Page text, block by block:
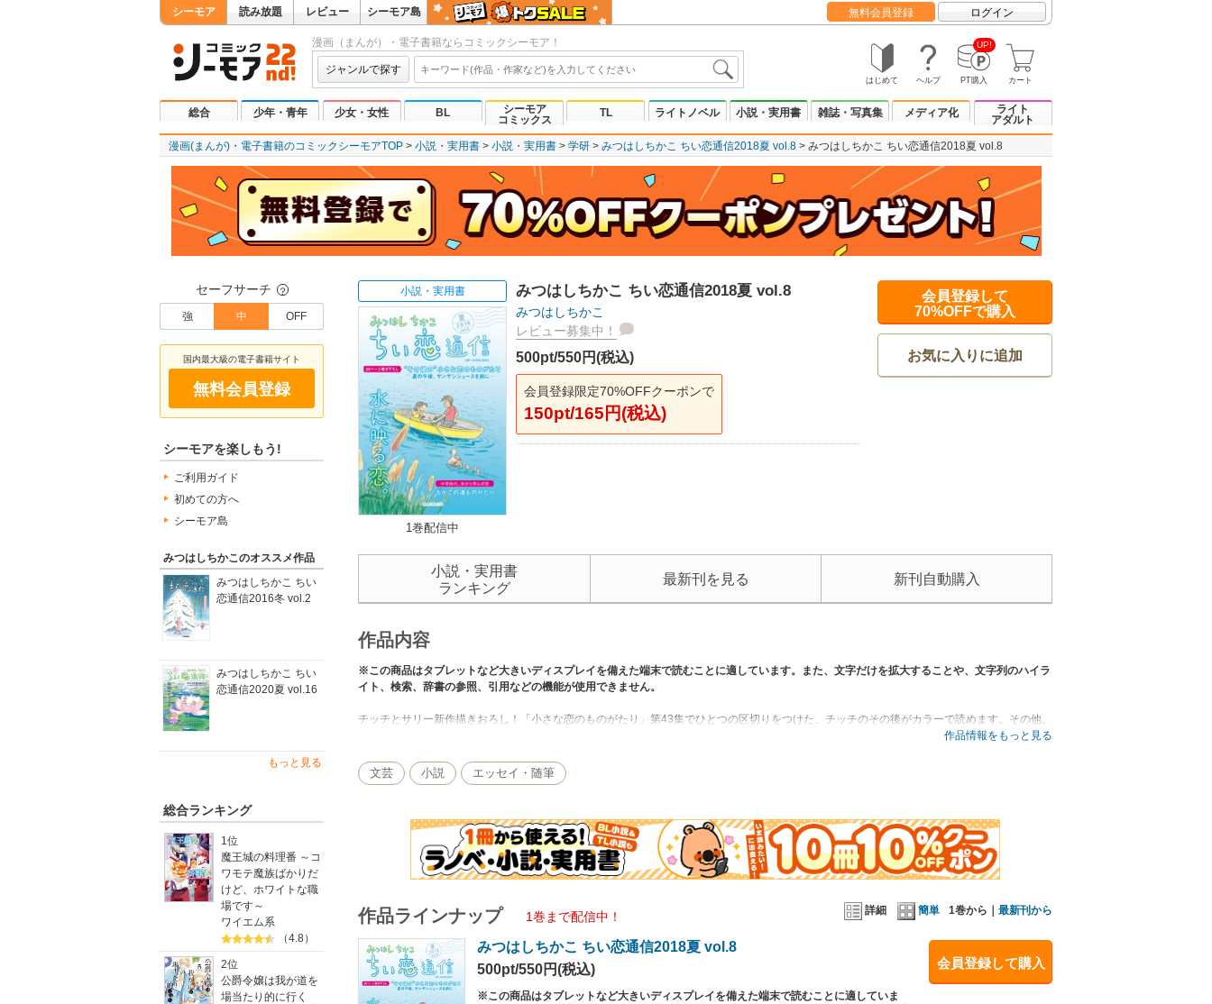
シーモア 読み放題 レビュー シーモア島 無料会員登録 ログイン
漫画（まんが）・電子書籍ならコミックシーモア！
ジャンルで探す
はじめて ヘルプ
UP!
PT購入 カート
総合 少年・青年 少女・女性 BL
シーモア
コミックス
TL ライトノベル 小説・実用書 雑誌・写真集 メディア化
ライト
アダルト
漫画(まんが)・電子書籍のコミックシーモアTOP 小説・実用書 小説・実用書 学研 みつはしちかこ ちい恋通信2018夏 vol.8 みつはしちかこ ちい恋通信2018夏 vol.8
セーフサーチ ？
強 中 OFF
国内最大級の電子書籍サイト
無料会員登録
シーモアを楽しもう!
ご利用ガイド
初めての方へ
シーモア島
みつはしちかこのオススメ作品
みつはしちかこ ちい
恋通信2016冬 vol.2
みつはしちかこ ちい
恋通信2020夏 vol.16
もっと見る
総合ランキング
1位
魔王城の料理番 ～コ
ワモテ魔族ばかりだ
けど、ホワイトな職
場です～
ワイエム系
（4.8）
2位
公爵令嬢は我が道を
場当たり的に行く
小説・実用書
1巻配信中
みつはしちかこ ちい恋通信2018夏 vol.8
みつはしちかこ
レビュー募集中！
500pt/550円(税込)
会員登録限定70%OFFクーポンで
150pt/165円(税込)
会員登録して
70%OFFで購入
お気に入りに追加
小説・実用書
ランキング
最新刊を見る 新刊自動購入
作品内容
※この商品はタブレットなど大きいディスプレイを備えた端末で読むことに適しています。また、文字だけを拡大することや、文字列のハイラ
イト、検索、辞書の参照、引用などの機能が使用できません。
チッチとサリー新作描きおろし！「小さな恋のものがたり」第43集でひとつの区切りをつけた、チッチのその後がカラーで読めます。その他、
作品情報をもっと見る
文芸 小説 エッセイ・随筆
詳細 簡単 1巻から｜ 最新刊から
作品ラインナップ 1巻まで配信中！
会員登録して購入
みつはしちかこ ちい恋通信2018夏 vol.8
500pt/550円(税込)
※この商品はタブレットなど大きいディスプレイを備えた端末で読むことに適していま